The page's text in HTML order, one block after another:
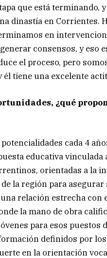
que está
dinastía en Corrientes.
en
consensos, y eso
el proceso, pero
tiene una excelente
¿qué
cada 4
educativa
orientadas a la
la región para
relación estrecha
la mano de obra
para esos puestos
definidos por
en la orientación